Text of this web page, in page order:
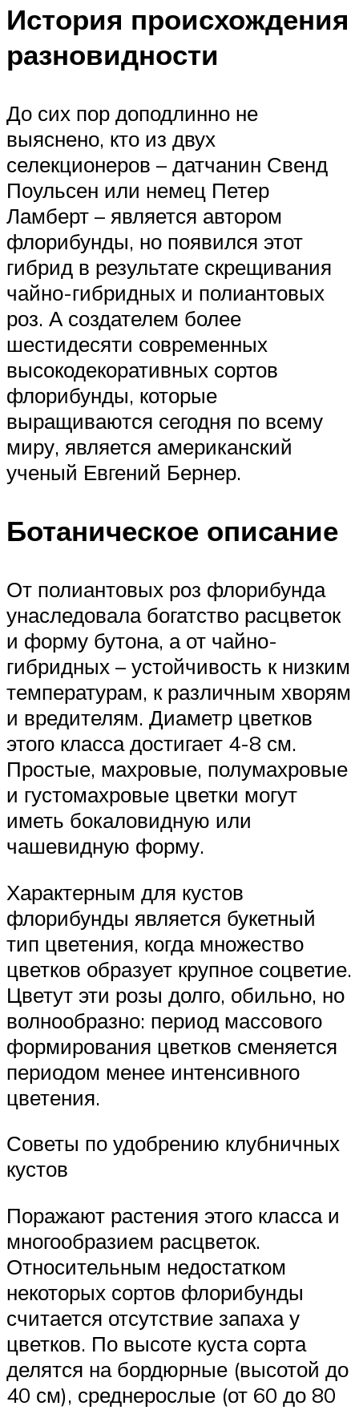
История происхождения
разновидности
До сих пор доподлинно не
выяснено, кто из двух
селекционеров – датчанин Свенд
Поульсен или немец Петер
Ламберт – является автором
флорибунды, но появился этот
гибрид в результате скрещивания
чайно-гибридных и полиантовых
роз. А создателем более
шестидесяти современных
высокодекоративных сортов
флорибунды, которые
выращиваются сегодня по всему
миру, является американский
ученый Евгений Бернер.
Ботаническое описание
От полиантовых роз флорибунда
унаследовала богатство расцветок
и форму бутона, а от чайно-
гибридных – устойчивость к низким
температурам, к различным хворям
и вредителям. Диаметр цветков
этого класса достигает 4-8 см.
Простые, махровые, полумахровые
и густомахровые цветки могут
иметь бокаловидную или
чашевидную форму.
Характерным для кустов
флорибунды является букетный
тип цветения, когда множество
цветков образует крупное соцветие.
Цветут эти розы долго, обильно, но
волнообразно: период массового
формирования цветков сменяется
периодом менее интенсивного
цветения.
Советы по удобрению клубничных
кустов
Поражают растения этого класса и
многообразием расцветок.
Относительным недостатком
некоторых сортов флорибунды
считается отсутствие запаха у
цветков. По высоте куста сорта
делятся на бордюрные (высотой до
40 см), среднерослые (от 60 до 80